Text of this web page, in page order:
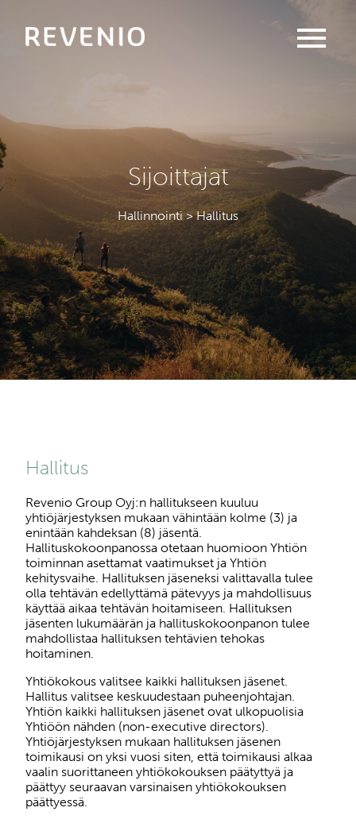
menu
Sijoittajat
Hallinnointi > Hallitus
Hallitus
Revenio Group Oyj:n hallitukseen kuuluu
yhtiöjärjestyksen mukaan vähintään kolme (3) ja
enintään kahdeksan (8) jäsentä.
Hallituskokoonpanossa otetaan huomioon Yhtiön
toiminnan asettamat vaatimukset ja Yhtiön
kehitysvaihe. Hallituksen jäseneksi valittavalla tulee
olla tehtävän edellyttämä pätevyys ja mahdollisuus
käyttää aikaa tehtävän hoitamiseen. Hallituksen
jäsenten lukumäärän ja hallituskokoonpanon tulee
mahdollistaa hallituksen tehtävien tehokas
hoitaminen.
Yhtiökokous valitsee kaikki hallituksen jäsenet.
Hallitus valitsee keskuudestaan puheenjohtajan.
Yhtiön kaikki hallituksen jäsenet ovat ulkopuolisia
Yhtiöön nähden (non-executive directors).
Yhtiöjärjestyksen mukaan hallituksen jäsenen
toimikausi on yksi vuosi siten, että toimikausi alkaa
vaalin suorittaneen yhtiökokouksen päätyttyä ja
päättyy seuraavan varsinaisen yhtiökokouksen
päättyessä.